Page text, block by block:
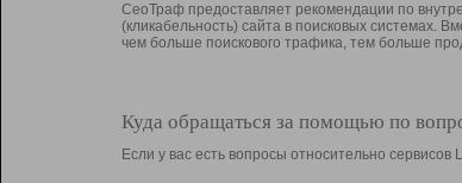
СеоТраф предоставляет рекомендации по
(кликабельность) сайта в поисковых системах.
чем больше поискового трафика, тем больше
Куда обращаться за помощью по
Если у вас есть вопросы относительно